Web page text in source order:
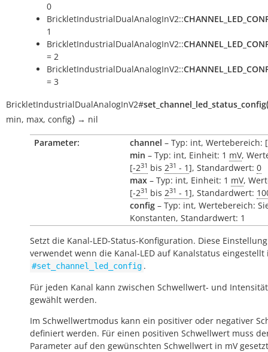
0
BrickletIndustrialDualAnalogInV2::
1
BrickletIndustrialDualAnalogInV2::
= 2
BrickletIndustrialDualAnalogInV2::
= 3
BrickletIndustrialDualAnalogInV2#set_channel_led_status_config
min, max, config) → nil
Parameter: channel – Typ: int, Wertebereich:
min – Typ: int, Einheit: 1 mV,
[-231 bis 231 - 1], Standardwert: 0
max – Typ: int, Einheit: 1 mV,
[-231 bis 231 - 1], Standardwert:
config – Typ: int, Wertebereich:
Konstanten, Standardwert: 1
Setzt die Kanal-LED-Status-Konfiguration. Diese
verwendet wenn die Kanal-LED auf Kanalstatus eingestellt
#set_channel_led_config .
Für jeden Kanal kann zwischen Schwellwert- und
gewählt werden.
Im Schwellwertmodus kann ein positiver oder negativer
definiert werden. Für einen positiven Schwellwert muss
Parameter auf den gewünschten Schwellwert in mV